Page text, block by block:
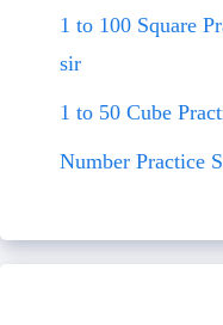
1 to 100 Square
sir
1 to 50 Cube
Number Practice